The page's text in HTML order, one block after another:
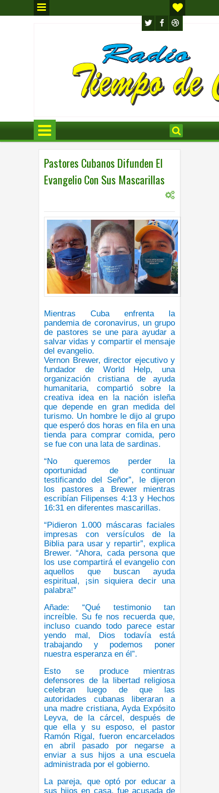
Pastores Cubanos Difunden El
Evangelio Con Sus Mascarillas
Mientras Cuba enfrenta la
pandemia de coronavirus, un grupo
de pastores se une para ayudar a
salvar vidas y compartir el mensaje
del evangelio.
Vernon Brewer, director ejecutivo y
fundador de World Help, una
organización cristiana de ayuda
humanitaria, compartió sobre la
creativa idea en la nación isleña
que depende en gran medida del
turismo. Un hombre le dijo al grupo
que esperó dos horas en fila en una
tienda para comprar comida, pero
se fue con una lata de sardinas.
“No queremos perder la
oportunidad de continuar
testificando del Señor”, le dijeron
los pastores a Brewer mientras
escribían Filipenses 4:13 y Hechos
16:31 en diferentes mascarillas.
“Pidieron 1.000 máscaras faciales
impresas con versículos de la
Biblia para usar y repartir”, explica
Brewer. “Ahora, cada persona que
los use compartirá el evangelio con
aquellos que buscan ayuda
espiritual, ¡sin siquiera decir una
palabra!”
Añade: “Qué testimonio tan
increíble. Su fe nos recuerda que,
incluso cuando todo parece estar
yendo mal, Dios todavía está
trabajando y podemos poner
nuestra esperanza en él”.
Esto se produce mientras
defensores de la libertad religiosa
celebran luego de que las
autoridades cubanas liberaran a
una madre cristiana, Ayda Expósito
Leyva, de la cárcel, después de
que ella y su esposo, el pastor
Ramón Rigal, fueron encarcelados
en abril pasado por negarse a
enviar a sus hijos a una escuela
administrada por el gobierno.
La pareja, que optó por educar a
sus hijos en casa, fue acusada de